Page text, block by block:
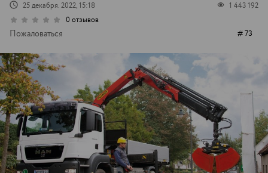
25 декабря. 2022, 15:18
1 443 192
0 отзывов
Пожаловаться # 73